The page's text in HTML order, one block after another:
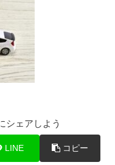
シェアしよう
LINE コピー